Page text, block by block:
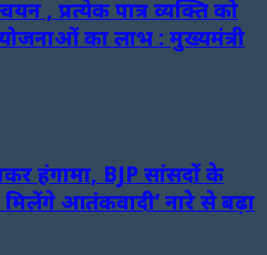
, प्रत्येक पात्र व्यक्ति को
का लाभ : मुख्यमंत्री
हंगामा, BJP सांसदों के
मिलेंगे आतंकवादी’ नारे से बढ़ा